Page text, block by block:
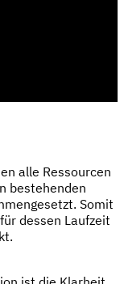
alle Ressourcen
bestehenden
Somit
dessen Laufzeit